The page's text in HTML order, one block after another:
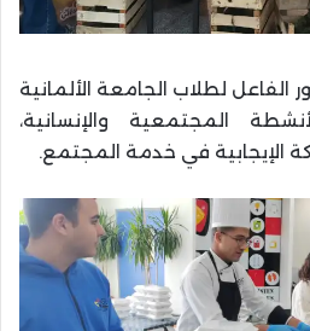
الفاعل لطلاب الجامعة الألمانية
المجتمعية والإنسانية،
الإيجابية في خدمة المجتمع.